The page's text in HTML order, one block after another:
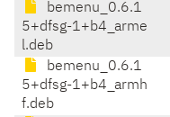
bemenu_0.6.1
5+dfsg-1+b4_arme
l.deb
bemenu_0.6.1
5+dfsg-1+b4_armh
f.deb